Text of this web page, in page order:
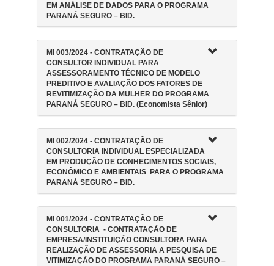
EM ANÁLISE DE DADOS PARA O PROGRAMA
PARANÁ SEGURO – BID.
MI 003/2024 - CONTRATAÇÃO DE
CONSULTOR INDIVIDUAL PARA
ASSESSORAMENTO TÉCNICO DE MODELO
PREDITIVO E AVALIAÇÃO DOS FATORES DE
REVITIMIZAÇÃO DA MULHER DO PROGRAMA
PARANÁ SEGURO – BID. (Economista Sênior)
MI 002/2024 - CONTRATAÇÃO DE
CONSULTORIA INDIVIDUAL ESPECIALIZADA
EM PRODUÇÃO DE CONHECIMENTOS SOCIAIS,
ECONÔMICO E AMBIENTAIS PARA O PROGRAMA
PARANÁ SEGURO – BID.
MI 001/2024 - CONTRATAÇÃO DE
CONSULTORIA - CONTRATAÇÃO DE
EMPRESA/INSTITUIÇÃO CONSULTORA PARA
REALIZAÇÃO DE ASSESSORIA A PESQUISA DE
VITIMIZAÇÃO DO PROGRAMA PARANÁ SEGURO –